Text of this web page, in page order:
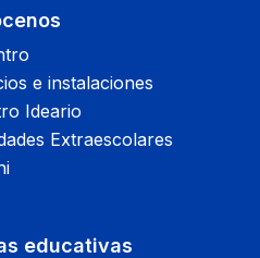
e instalaciones
Ideario
Extraescolares
educativas